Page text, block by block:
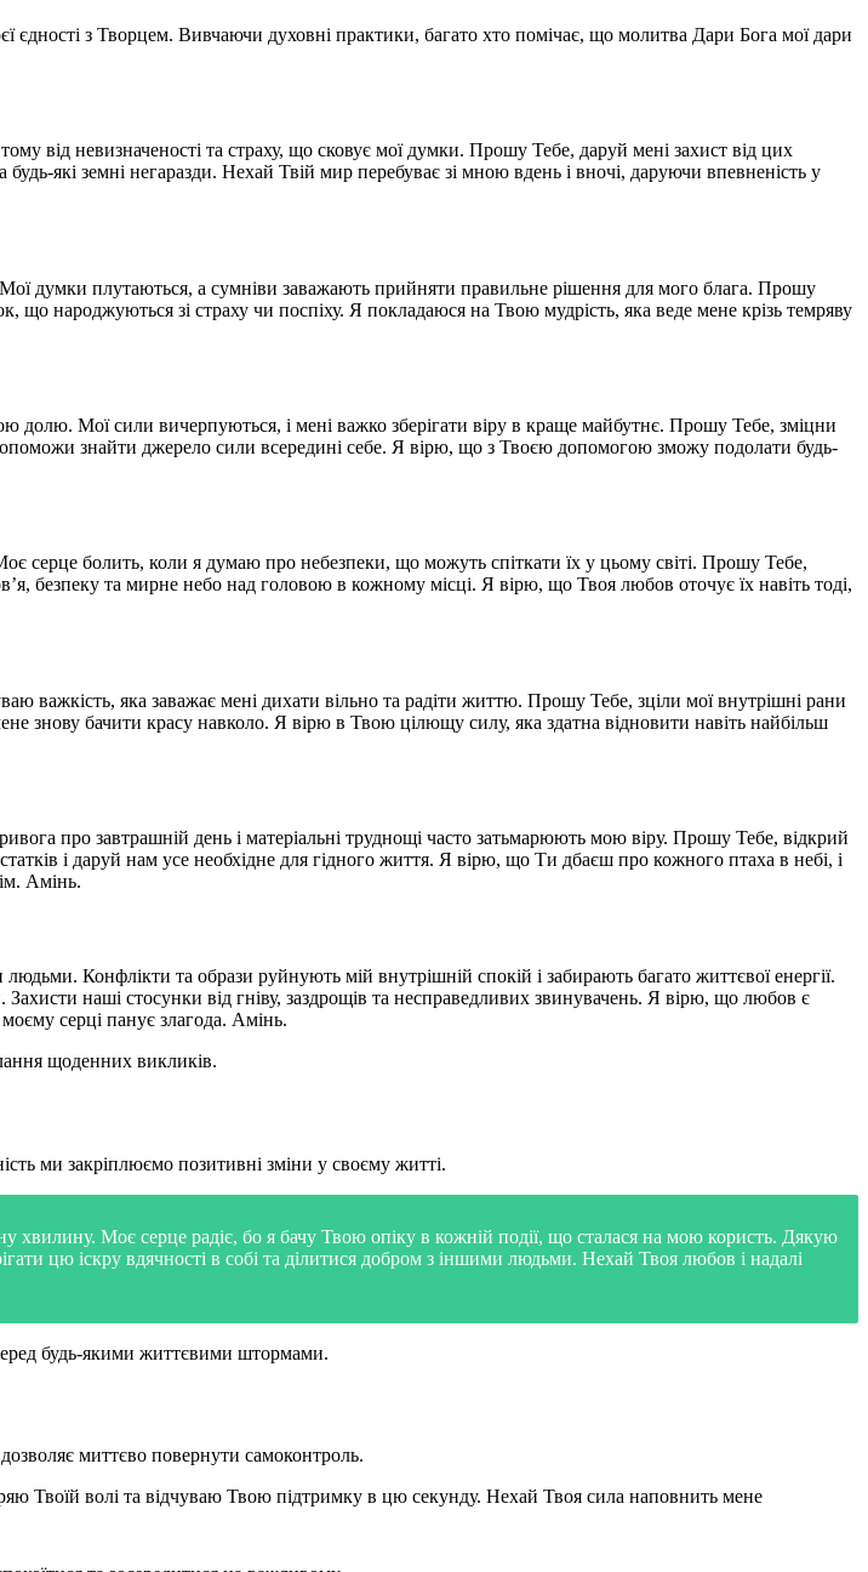
з Творцем. Вивчаючи духовні практики, багато хто помічає, що молитва Дари Бога мої дари
від невизначеності та страху, що сковує мої думки. Прошу Тебе, даруй мені захист від цих
які земні негаразди. Нехай Твій мир перебуває зі мною вдень і вночі, даруючи впевненість у
думки плутаються, а сумніви заважають прийняти правильне рішення для мого блага. Прошу
що народжуються зі страху чи поспіху. Я покладаюся на Твою мудрість, яка веде мене крізь темряву
Мої сили вичерпуються, і мені важко зберігати віру в краще майбутнє. Прошу Тебе, зміцни
знайти джерело сили всередині себе. Я вірю, що з Твоєю допомогою зможу подолати будь-
болить, коли я думаю про небезпеки, що можуть спіткати їх у цьому світі. Прошу Тебе,
безпеку та мирне небо над головою в кожному місці. Я вірю, що Твоя любов оточує їх навіть тоді,
важкість, яка заважає мені дихати вільно та радіти життю. Прошу Тебе, зціли мої внутрішні рани
знову бачити красу навколо. Я вірю в Твою цілющу силу, яка здатна відновити навіть найбільш
про завтрашній день і матеріальні труднощі часто затьмарюють мою віру. Прошу Тебе, відкрий
і даруй нам усе необхідне для гідного життя. Я вірю, що Ти дбаєш про кожного птаха в небі, і
Амінь.
Конфлікти та образи руйнують мій внутрішній спокій і забирають багато життєвої енергії.
наші стосунки від гніву, заздрощів та несправедливих звинувачень. Я вірю, що любов є
серці панує злагода. Амінь.
щоденних викликів.
ми закріплюємо позитивні зміни у своєму житті.
хвилину. Моє серце радіє, бо я бачу Твою опіку в кожній події, що сталася на мою користь. Дякую
цю іскру вдячності в собі та ділитися добром з іншими людьми. Нехай Твоя любов і надалі
будь-якими життєвими штормами.
миттєво повернути самоконтроль.
Твоїй волі та відчуваю Твою підтримку в цю секунду. Нехай Твоя сила наповнить мене